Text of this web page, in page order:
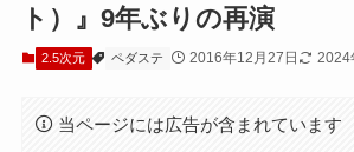
ト）』9年ぶりの再演
2.5次元 ペダステ 2016年12月27日 2024
当ページには広告が含まれています